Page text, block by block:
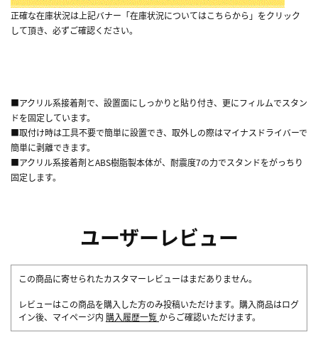
正確な在庫状況は上記バナー「在庫状況についてはこちらから」をクリック
して頂き、必ずご確認ください。
■アクリル系接着剤で、設置面にしっかりと貼り付き、更にフィルムでスタン
ドを固定しています。
■取付け時は工具不要で簡単に設置でき、取外しの際はマイナスドライバーで
簡単に剥離できます。
■アクリル系接着剤とABS樹脂製本体が、耐震度7の力でスタンドをがっちり
固定します。
ユーザーレビュー
この商品に寄せられたカスタマーレビューはまだありません。
レビューはこの商品を購入した方のみ投稿いただけます。購入商品はログ
イン後、マイページ内 購入履歴一覧 からご確認いただけます。